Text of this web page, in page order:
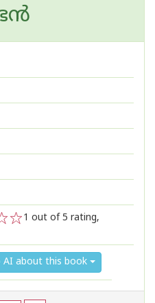
1 out of 5 rating,
AI about this book